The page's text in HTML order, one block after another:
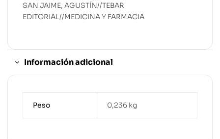
SAN JAIME, AGUSTÍN//TEBAR
EDITORIAL//MEDICINA Y FARMACIA
Información adicional
Peso 0,236 kg